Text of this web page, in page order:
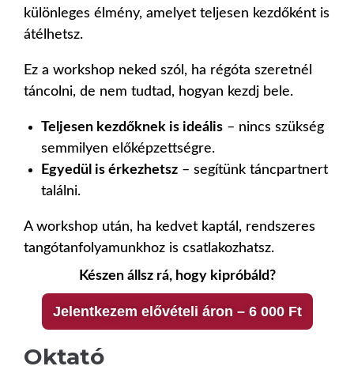
különleges élmény, amelyet teljesen kezdőként is
átélhetsz.
Ez a workshop neked szól, ha régóta szeretnél
táncolni, de nem tudtad, hogyan kezdj bele.
Teljesen kezdőknek is ideális – nincs szükség
semmilyen előképzettségre.
Egyedül is érkezhetsz – segítünk táncpartnert
találni.
A workshop után, ha kedvet kaptál, rendszeres
tangótanfolyamunkhoz is csatlakozhatsz.
Készen állsz rá, hogy kipróbáld?
Jelentkezem elővételi áron – 6 000 Ft
Oktató